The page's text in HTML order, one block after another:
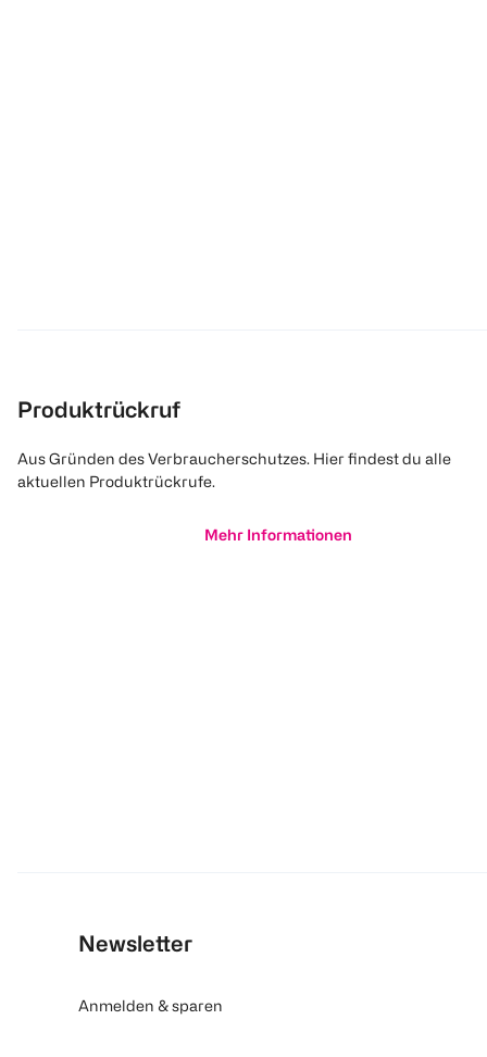
Produktrückruf
Aus Gründen des Verbraucherschutzes. Hier findest du alle
aktuellen Produktrückrufe.
Mehr Informationen
Newsletter
Anmelden & sparen